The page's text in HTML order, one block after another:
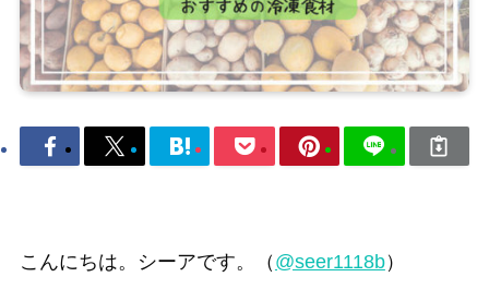
こんにちは。シーアです。（ @seer1118b）